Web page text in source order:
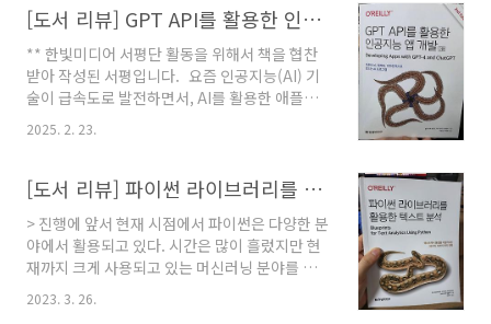
[도서 리뷰] GPT API를 활용한 인공지능 앱 개발(2판)
** 한빛미디어 서평단 활동을 위해서 책을 협찬
받아 작성된 서평입니다. 요즘 인공지능(AI) 기
술이 급속도로 발전하면서, AI를 활용한 애플리
케이션 개발에 대한 관심도 자연스레 증가하게
되는 것 같다. 하지만, 단순히 AI 개념을 배우는
다. 그런 점에서 이번에 읽게 된 "GPT API를 활
미를 가져왔다. 이것을 응용하고 싶었던 개발자
들에게 매우 유용한 실전 가이드가 될 것으로 느
껴졌기 때문이다. 책 정보서양거미 불가사리를
표지로 내세운 책의 모습이 인상적이었다. 오라
2025. 2. 23.
[도서 리뷰] 파이썬 라이브러리를 활용한 텍스트 분석
> 진행에 앞서 현재 시점에서 파이썬은 다양한 분
야에서 활용되고 있다. 시간은 많이 흘렀지만 현
재까지 크게 사용되고 있는 머신러닝 분야를 비
롯하여, 웹 서버, REST API 서버 등의 개발로도
사용이 되고, 유틸성 툴을 개발하는 목적으로도
2023. 3. 26.